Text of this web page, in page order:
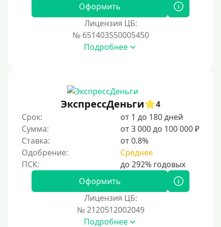
С возможностью частичного погашения
Надежные
Без обмана
Без предоплат
Без электронной почты
С автоматическим одобрением
Без номера телефона
Оформить
Лицензия ЦБ:
№ 651403550005450
Подробнее
ЭкспрессДеньги
4
Срок:
от 1 до 180 дней
Сумма:
от 3 000 до 100 000 ₽
Ставка:
от 0.8%
Одобрение:
Среднее
Оформить
Лицензия ЦБ:
№ 2120512002049
Подробнее